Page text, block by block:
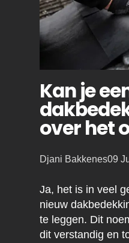
Kan je
over het
Posted
Djani Bakkenes09
Ja, het is in veel
nieuw
te leggen. Dit
dit verstandig en